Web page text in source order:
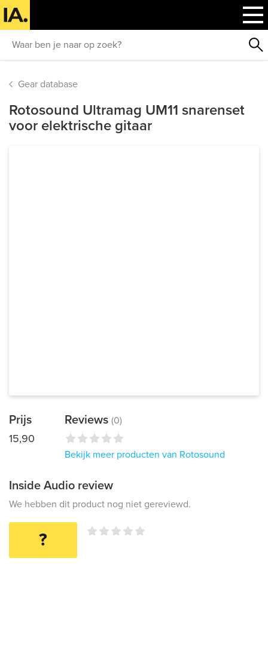
Gear database
Rotosound Ultramag UM11 snarenset
voor elektrische gitaar
Prijs
15,90
Reviews (0)
Bekijk meer producten van Rotosound
Inside Audio review
We hebben dit product nog niet gereviewd.
?